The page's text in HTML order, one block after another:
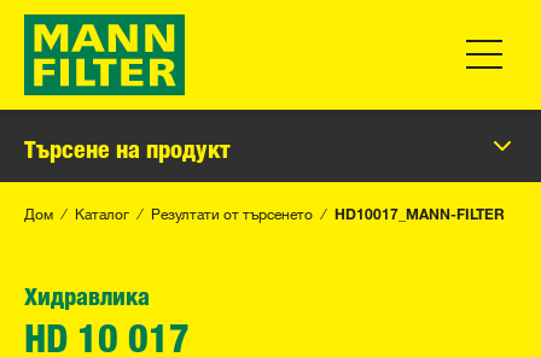
Търсене на продукт
Дом Каталог Резултати от търсенето HD10017_MANN-FILTER
Хидравлика
HD 10 017